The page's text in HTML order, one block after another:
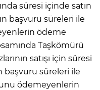
süresi içinde satın
başvuru süreleri ile
ödeme
Taşkömürü
satışı için süresi
başvuru süreleri ile
ödemeyenlerin